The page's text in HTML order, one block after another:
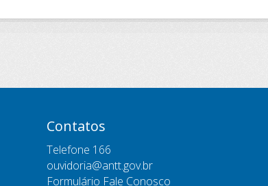
Contatos
Telefone 166
ouvidoria@antt.gov.br
Formulário Fale Conosco